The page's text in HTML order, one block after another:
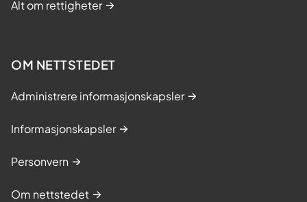
Alt om rettigheter
OM NETTSTEDET
Administrere informasjonskapsler
Informasjonskapsler
Personvern
Om nettstedet